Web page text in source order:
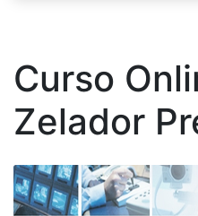
Curso
Zelador